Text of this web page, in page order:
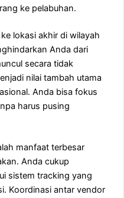
ke pelabuhan.
lokasi akhir di wilayah
Anda dari
secara tidak
nilai tambah utama
Anda bisa fokus
harus pusing
manfaat terbesar
Anda cukup
sistem tracking yang
Koordinasi antar vendor